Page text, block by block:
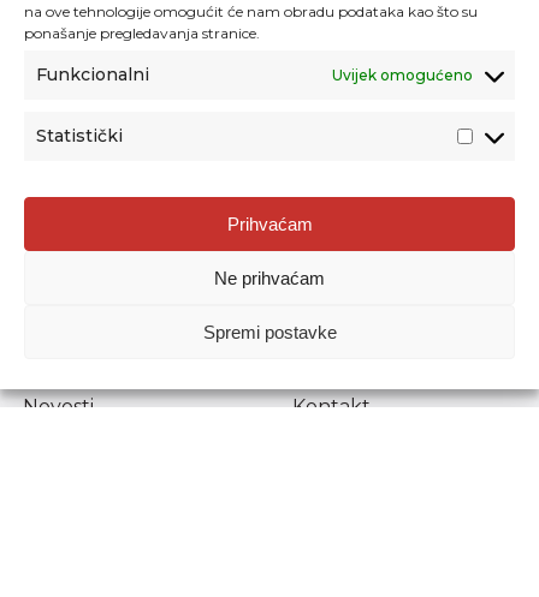
na ove tehnologije omogućit će nam obradu podataka kao što su
ponašanje pregledavanja stranice.
Funkcionalni Uvijek omogućeno
Statistički
Prihvaćam
Ne prihvaćam
Spremi postavke
Agencija za odgoj i obrazovanje
Donje Svetice 38, 10000 Zagreb
1778129
Prenošenje sadržaja dopušteno je uz navođenje izvora.
Novosti
Kontakt